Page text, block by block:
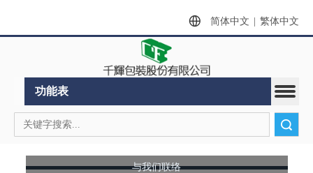
简体中文 繁体中文
功能表
与我们联络